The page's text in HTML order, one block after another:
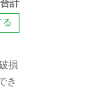
る
損
き